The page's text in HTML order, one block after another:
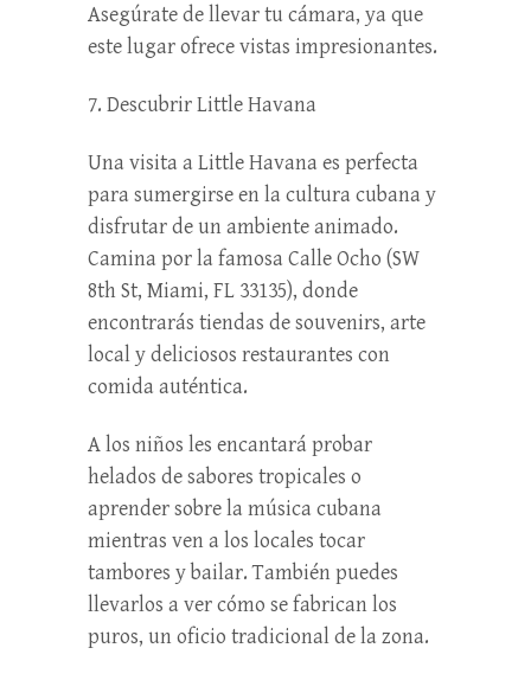
Asegúrate de llevar tu cámara, ya que
este lugar ofrece vistas impresionantes.
7. Descubrir Little Havana
Una visita a Little Havana es perfecta
para sumergirse en la cultura cubana y
disfrutar de un ambiente animado.
Camina por la famosa Calle Ocho (SW
8th St, Miami, FL 33135), donde
encontrarás tiendas de souvenirs, arte
local y deliciosos restaurantes con
comida auténtica.
A los niños les encantará probar
helados de sabores tropicales o
aprender sobre la música cubana
mientras ven a los locales tocar
tambores y bailar. También puedes
llevarlos a ver cómo se fabrican los
puros, un oficio tradicional de la zona.